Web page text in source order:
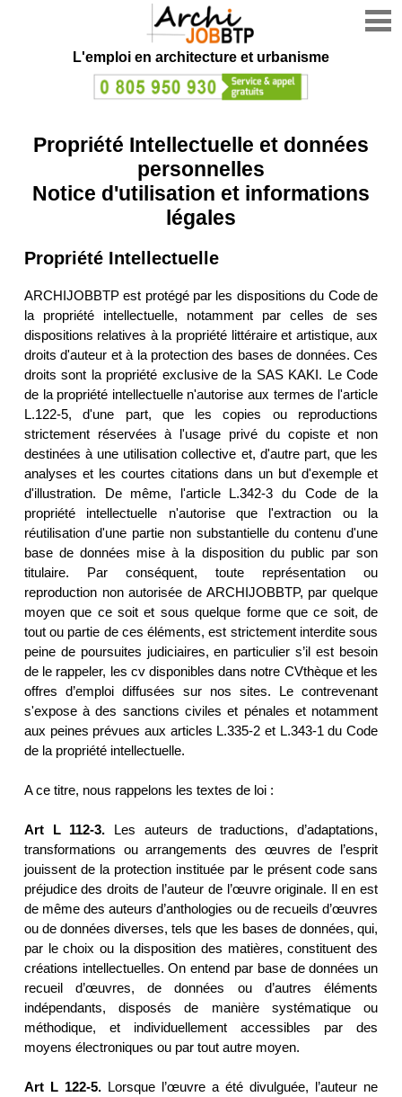
L'emploi en architecture et urbanisme
Propriété Intellectuelle et données
personnelles
Notice d'utilisation et informations
légales
Propriété Intellectuelle
ARCHIJOBBTP est protégé par les dispositions du Code de
la propriété intellectuelle, notamment par celles de ses
dispositions relatives à la propriété littéraire et artistique, aux
droits d'auteur et à la protection des bases de données. Ces
droits sont la propriété exclusive de la SAS KAKI. Le Code
de la propriété intellectuelle n'autorise aux termes de l'article
L.122-5, d'une part, que les copies ou reproductions
strictement réservées à l'usage privé du copiste et non
destinées à une utilisation collective et, d'autre part, que les
analyses et les courtes citations dans un but d'exemple et
d'illustration. De même, l'article L.342-3 du Code de la
propriété intellectuelle n'autorise que l'extraction ou la
réutilisation d'une partie non substantielle du contenu d'une
base de données mise à la disposition du public par son
titulaire. Par conséquent, toute représentation ou
reproduction non autorisée de ARCHIJOBBTP, par quelque
moyen que ce soit et sous quelque forme que ce soit, de
tout ou partie de ces éléments, est strictement interdite sous
peine de poursuites judiciaires, en particulier s’il est besoin
de le rappeler, les cv disponibles dans notre CVthèque et les
offres d’emploi diffusées sur nos sites. Le contrevenant
s'expose à des sanctions civiles et pénales et notamment
aux peines prévues aux articles L.335-2 et L.343-1 du Code
de la propriété intellectuelle.
A ce titre, nous rappelons les textes de loi :
Art L 112-3. Les auteurs de traductions, d’adaptations,
transformations ou arrangements des œuvres de l’esprit
jouissent de la protection instituée par le présent code sans
préjudice des droits de l’auteur de l’œuvre originale. Il en est
de même des auteurs d’anthologies ou de recueils d’œuvres
ou de données diverses, tels que les bases de données, qui,
par le choix ou la disposition des matières, constituent des
créations intellectuelles. On entend par base de données un
recueil d’œuvres, de données ou d’autres éléments
indépendants, disposés de manière systématique ou
méthodique, et individuellement accessibles par des
moyens électroniques ou par tout autre moyen.
Art L 122-5.Lorsque l’œuvre a été divulguée, l’auteur ne